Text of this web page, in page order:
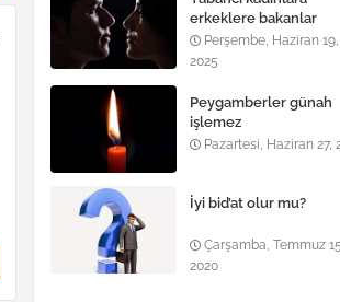
erkeklere bakanlar
Perşembe, Haziran 19,
2025
Peygamberler günah
işlemez
Pazartesi, Haziran 27,
İyi bid’at olur mu?
Çarşamba, Temmuz
2020